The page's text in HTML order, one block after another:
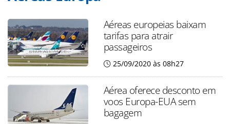
Aéreas europeias baixam
tarifas para atrair
passageiros
25/09/2020 às 08h27
Aérea oferece desconto em
voos Europa-EUA sem
bagagem